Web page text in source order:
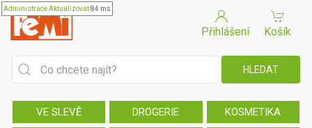
AdministraceAktualizovat84 ms
Přihlášení Košík
VE SLEVĚ DROGERIE KOSMETIKA